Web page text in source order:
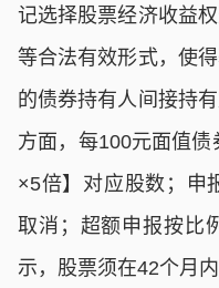
记选择股票经济收益
等合法有效形式，使
的债券持有人间接持
方面，每100元面值
×5倍】对应股数；申
取消；超额申报按比
示，股票须在42个月